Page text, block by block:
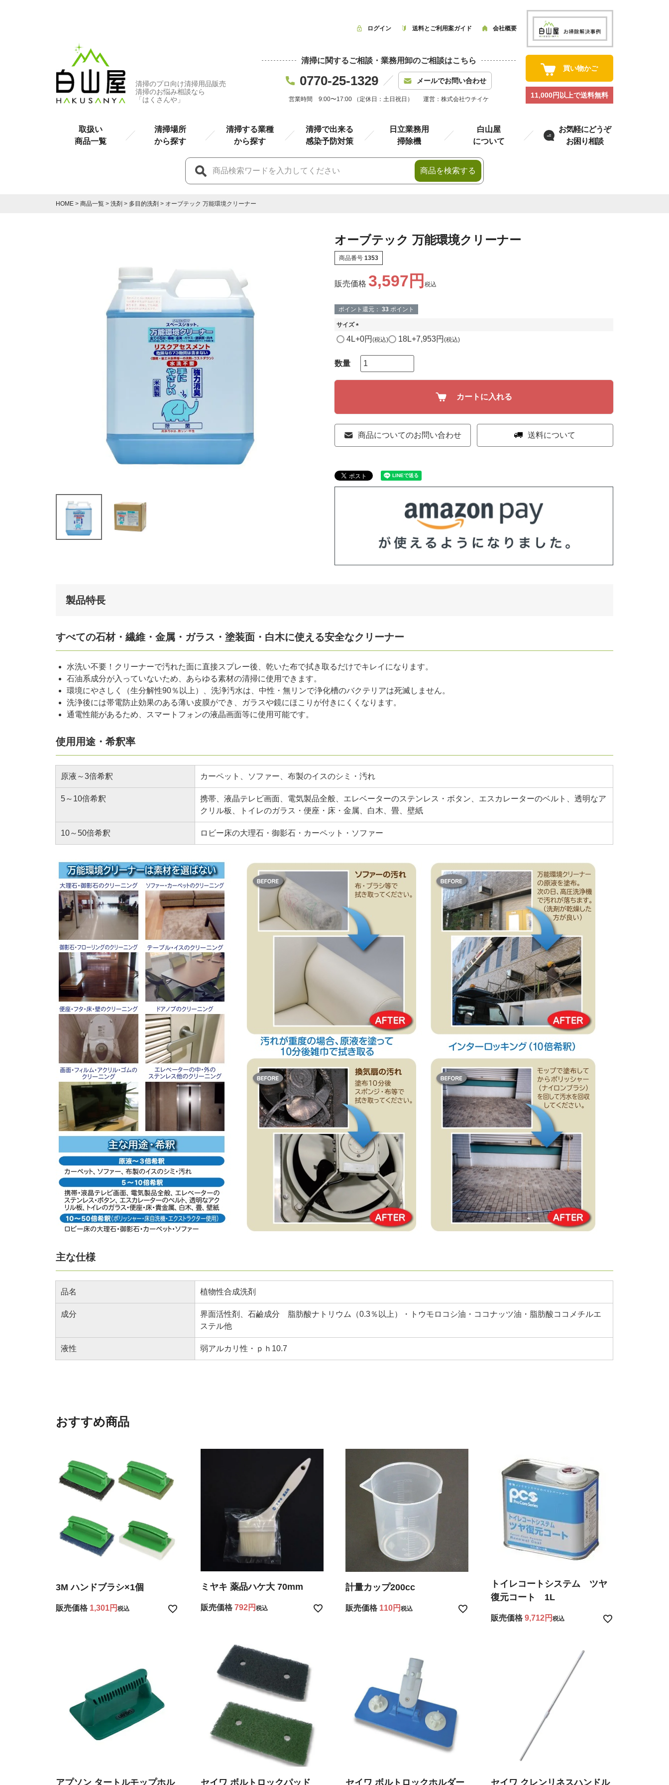
清掃のプロ向け清掃用品販売
清掃のお悩み相談なら
「はくさんや」
ログイン 送料とご利用案ガイド 会社概要
清掃に関するご相談・業務用卸のご相談はこちら
0770-25-1329 メールでお問い合わせ
営業時間 9:00〜17:00 （定休日：土日祝日） 運営：株式会社ウチイケ
買い物かご
11,000円以上で送料無料
取扱い
商品一覧
清掃場所
から探す
清掃する業種
から探す
清掃で出来る
感染予防対策
日立業務用
掃除機
白山屋
について
お気軽にどうぞ
お困り相談
商品を検索する
HOME 商品一覧 洗剤 多目的洗剤 オーブテック 万能環境クリーナー
オーブテック 万能環境クリーナー
商品番号 1353
販売価格 3,597 税込
ポイント還元： 33 ポイント
サイズ
(
4L+0 税込 18L+7,953 税込
カートに入れる
商品についてのお問い合わせ 送料について
製品特長
すべての石材・繊維・金属・ガラス・塗装面・白木に使える安全なクリーナー
水洗い不要！クリーナーで汚れた面に直接スプレー後、乾いた布で拭き取るだけでキレイになります。
石油系成分が入っていないため、あらゆる素材の清掃に使用できます。
環境にやさしく（生分解性90％以上）、洗浄汚水は、中性・無リンで浄化槽のバクテリアは死滅しません。
洗浄後には帯電防止効果のある薄い皮膜ができ、ガラスや鏡にほこりが付きにくくなります。
通電性能があるため、スマートフォンの液晶画面等に使用可能です。
使用用途・希釈率
原液～3倍希釈 カーペット、ソファー、布製のイスのシミ・汚れ
5～10倍希釈
携帯、液晶テレビ画面、電気製品全般、エレベーターのステンレス・ボタン、エスカレーターのベルト、透明なア
クリル板、トイレのガラス・便座・床・金属、白木、畳、壁紙
10～50倍希釈 ロビー床の大理石・御影石・カーペット・ソファー
主な仕様
品名 植物性合成洗剤
成分
界面活性剤、石鹼成分 脂肪酸ナトリウム（0.3％以上）・トウモロコシ油・ココナッツ油・脂肪酸ココメチルエ
ステル他
液性 弱アルカリ性・ｐｈ10.7
おすすめ商品
3M ハンドブラシ×1個
販売価格 1,301 税込
ミヤキ 薬品ハケ大 70mm
販売価格 792 税込
計量カップ200cc
販売価格 110 税込
トイレコートシステム ツヤ
復元コート 1L
販売価格 9,712 税込
アプソン タートルモップホル セイワ ボルトロックパッド セイワ ボルトロックホルダー セイワ クレンリネスハンドル